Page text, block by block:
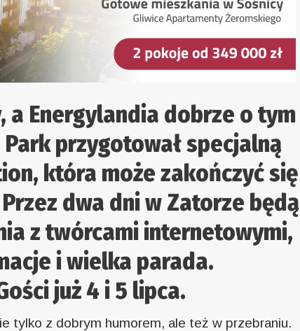
a Energylandia dobrze o tym
przygotował specjalną
która może zakończyć się
dwa dni w Zatorze będą
z twórcami internetowymi,
i wielka parada.
już 4 i 5 lipca.
tylko z dobrym humorem, ale też w przebraniu.